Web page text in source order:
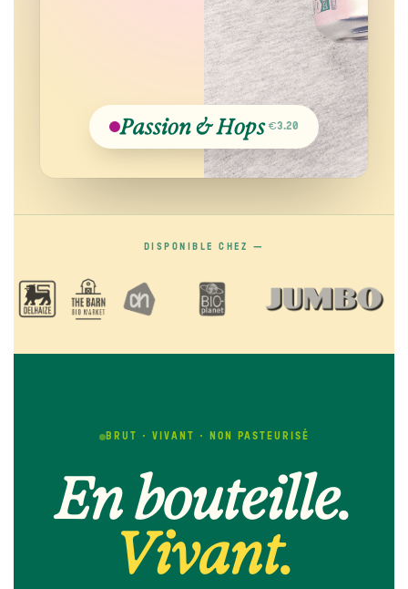
Passion & Hops €3.20
DISPONIBLE CHEZ —
BRUT · VIVANT · NON PASTEURISÉ
En bouteille.
Vivant.